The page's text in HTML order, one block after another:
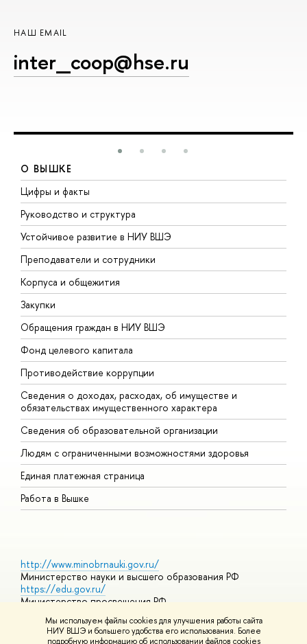
Мы используем файлы cookies для улучшения работы сайта
НИУ ВШЭ и большего удобства его использования. Более
подробную информацию об использовании файлов cookies
НАШ EMAIL
inter_coop@hse.ru
О ВЫШКЕ
Цифры и факты
Руководство и структура
Устойчивое развитие в НИУ ВШЭ
Преподаватели и сотрудники
Корпуса и общежития
Закупки
Обращения граждан в НИУ ВШЭ
Фонд целевого капитала
Противодействие коррупции
Сведения о доходах, расходах, об имуществе и
обязательствах имущественного характера
Сведения об образовательной организации
Людям с ограниченными возможностями здоровья
Единая платежная страница
Работа в Вышке
http://www.minobrnauki.gov.ru/
Министерство науки и высшего образования РФ
https://edu.gov.ru/
Министерство просвещения РФ
Массовые открытые онлайн-курсы